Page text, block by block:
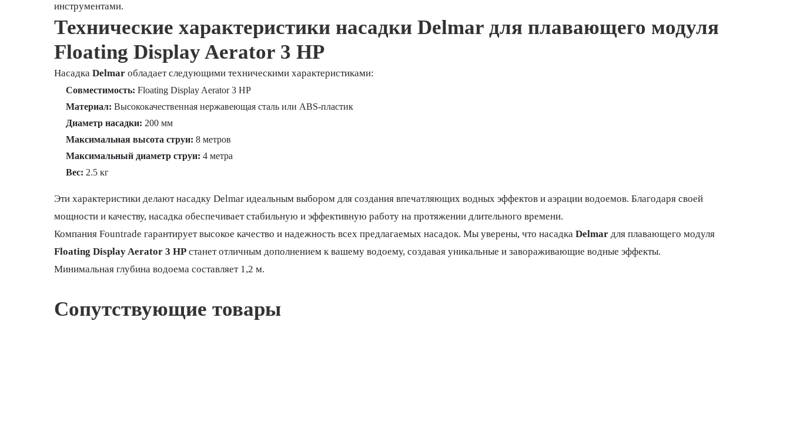
инструментами.
Технические характеристики насадки Delmar для плавающего модуля
Floating Display Aerator 3 HP
Насадка Delmarобладает следующими техническими характеристиками:
Совместимость: Floating Display Aerator 3 HP
Материал: Высококачественная нержавеющая сталь или ABS-пластик
Диаметр насадки: 200 мм
Максимальная высота струи: 8 метров
Максимальный диаметр струи: 4 метра
Вес: 2.5 кг
Эти характеристики делают насадку Delmar идеальным выбором для создания впечатляющих водных эффектов и аэрации водоемов. Благодаря своей
мощности и качеству, насадка обеспечивает стабильную и эффективную работу на протяжении длительного времени.
Компания Fountrade гарантирует высокое качество и надежность всех предлагаемых насадок. Мы уверены, что насадка Delmarдля плавающего модуля
Floating Display Aerator 3 HPстанет отличным дополнением к вашему водоему, создавая уникальные и завораживающие водные эффекты.
Минимальная глубина водоема составляет 1,2 м.
Сопутствующие товары